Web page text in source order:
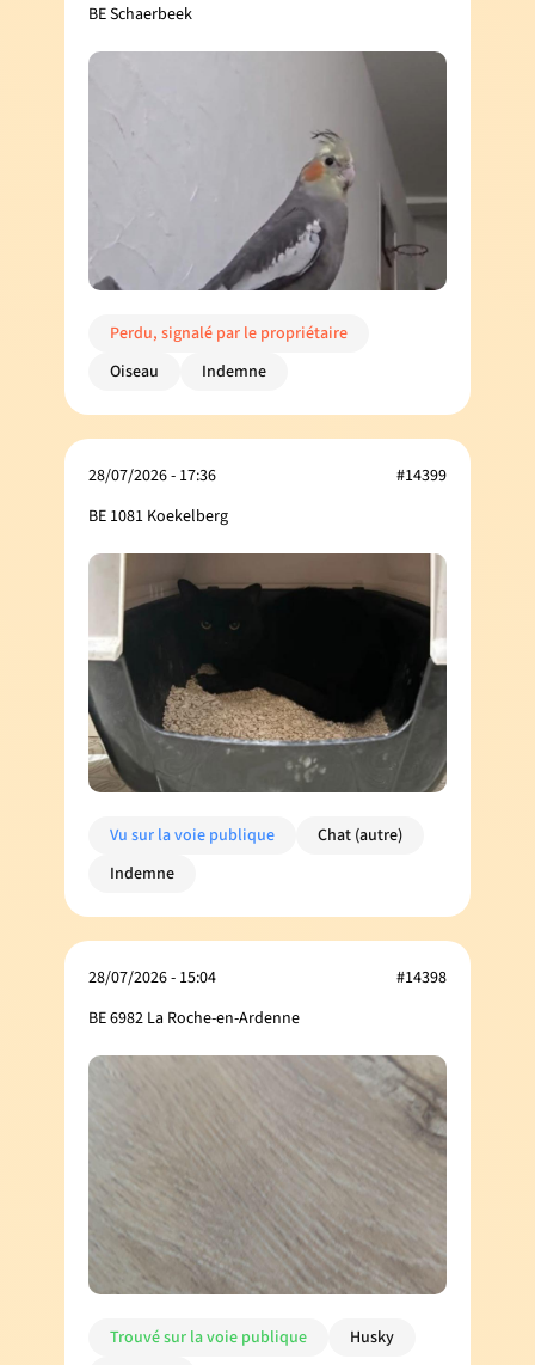
BE Schaerbeek
Perdu, signalé par le propriétaire
Oiseau
Indemne
28/07/2026 - 17:36
BE 1081 Koekelberg
#14399
Vu sur la voie publique
Chat (autre)
Indemne
28/07/2026 - 15:04
BE 6982 La Roche-en-Ardenne
#14398
Trouvé sur la voie publique
Husky